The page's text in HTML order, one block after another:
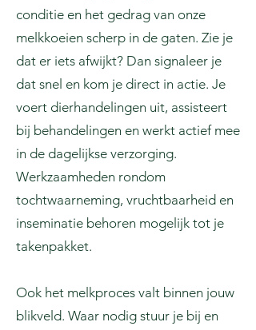
conditie en het gedrag van onze
melkkoeien scherp in de gaten. Zie je
dat er iets afwijkt? Dan signaleer je
dat snel en kom je direct in actie. Je
voert dierhandelingen uit, assisteert
bij behandelingen en werkt actief mee
in de dagelijkse verzorging.
Werkzaamheden rondom
tochtwaarneming, vruchtbaarheid en
inseminatie behoren mogelijk tot je
takenpakket.
Ook het melkproces valt binnen jouw
blikveld. Waar nodig stuur je bij en